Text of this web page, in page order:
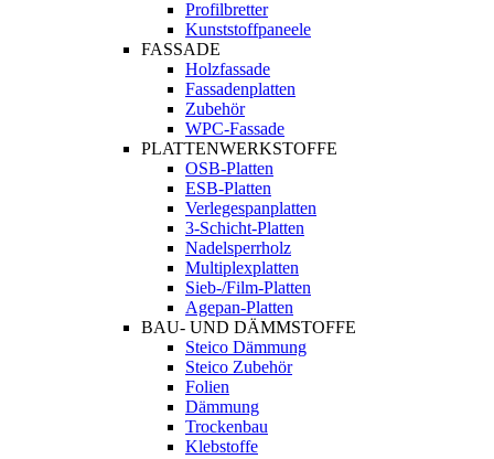
Profilbretter
Kunststoffpaneele
FASSADE
Holzfassade
Fassadenplatten
Zubehör
WPC-Fassade
PLATTENWERKSTOFFE
OSB-Platten
ESB-Platten
Verlegespanplatten
3-Schicht-Platten
Nadelsperrholz
Multiplexplatten
Sieb-/Film-Platten
Agepan-Platten
BAU- UND DÄMMSTOFFE
Steico Dämmung
Steico Zubehör
Folien
Dämmung
Trockenbau
Klebstoffe